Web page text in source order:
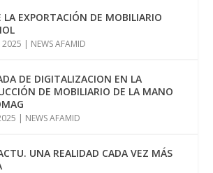
LA EXPORTACIÓN DE MOBILIARIO
2025 | NEWS AFAMID
DE DIGITALIZACION EN LA
DE MOBILIARIO DE LA MANO
| NEWS AFAMID
UNA REALIDAD CADA VEZ MÁS